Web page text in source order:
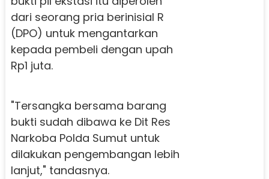
dari seorang pria berinisial R
(DPO) untuk mengantarkan
kepada pembeli dengan upah
Rp1 juta.
"Tersangka bersama barang
bukti sudah dibawa ke Dit Res
Narkoba Polda Sumut untuk
dilakukan pengembangan lebih
lanjut," tandasnya.